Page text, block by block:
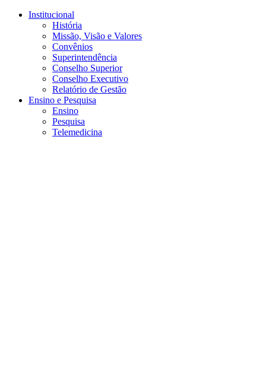
Conteúdo principal
Institucional
História
Missão, Visão e Valores
Convênios
Superintendência
Conselho Superior
Conselho Executivo
Relatório de Gestão
Ensino e Pesquisa
Ensino
Pesquisa
Telemedicina